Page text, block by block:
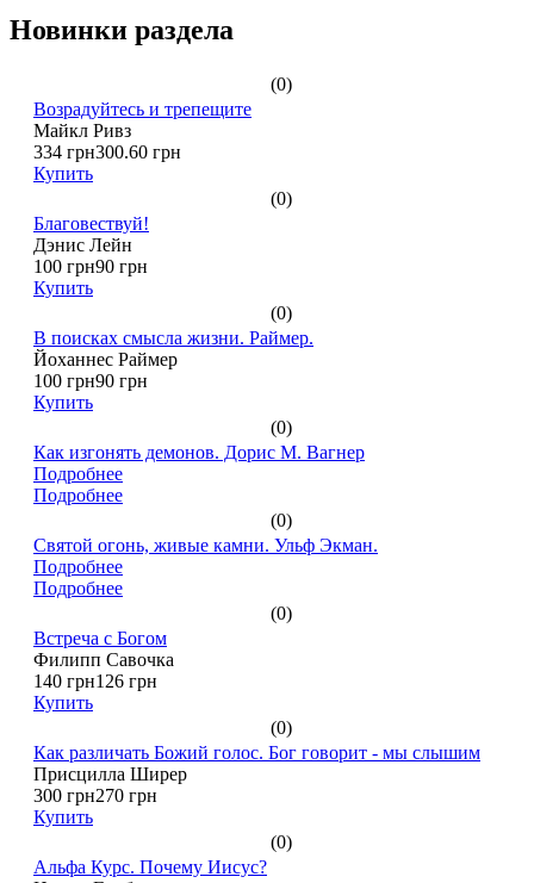
Новинки раздела
(0)
Возрадуйтесь и трепещите
Майкл Ривз
334 грн300.60 грн
Купить
(0)
Благовествуй!
Дэнис Лейн
100 грн90 грн
Купить
(0)
В поисках смысла жизни. Раймер.
Йоханнес Раймер
100 грн90 грн
Купить
(0)
Как изгонять демонов. Дорис М. Вагнер
Подробнее
Подробнее
(0)
Святой огонь, живые камни. Ульф Экман.
Подробнее
Подробнее
(0)
Встреча с Богом
Филипп Савочка
140 грн126 грн
Купить
(0)
Как различать Божий голос. Бог говорит - мы слышим
Присцилла Ширер
300 грн270 грн
Купить
(0)
Альфа Курс. Почему Иисус?